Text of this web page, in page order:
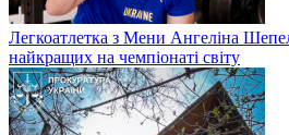
Легкоатлетка з Мени Ангеліна
найкращих на чемпіонаті світу